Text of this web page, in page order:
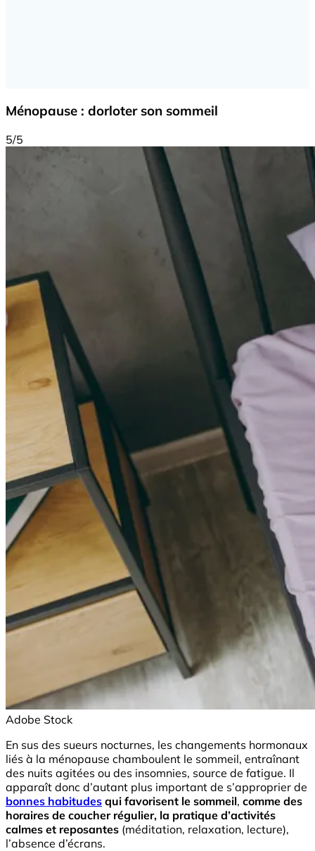
Ménopause : dorloter son sommeil
5/5
Adobe Stock
En sus des sueurs nocturnes, les changements hormonaux
liés à la ménopause chamboulent le sommeil, entraînant
des nuits agitées ou des insomnies, source de fatigue. Il
apparaît donc d’autant plus important de s’approprier de
bonnes habitudes qui favorisent le sommeil, comme des
horaires de coucher régulier, la pratique d’activités
calmes et reposantes (méditation, relaxation, lecture),
l’absence d’écrans.